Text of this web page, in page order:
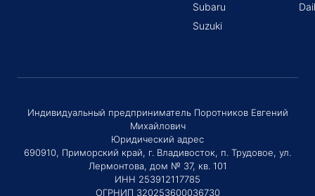
Subaru
Suzuki
Индивидуальный предприниматель Поротников Евгений
Михайлович
Юридический адрес
690910, Приморский край, г. Владивосток, п. Трудовое, ул.
Лермонтова, дом № 37, кв. 101
ИНН 253912117785
ОГРНИП 320253600036730